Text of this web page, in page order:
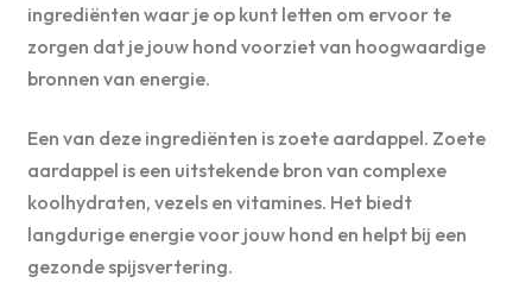
ingrediënten waar je op kunt letten om ervoor te
zorgen dat je jouw hond voorziet van hoogwaardige
bronnen van energie.
Een van deze ingrediënten is zoete aardappel. Zoete
aardappel is een uitstekende bron van complexe
koolhydraten, vezels en vitamines. Het biedt
langdurige energie voor jouw hond en helpt bij een
gezonde spijsvertering.